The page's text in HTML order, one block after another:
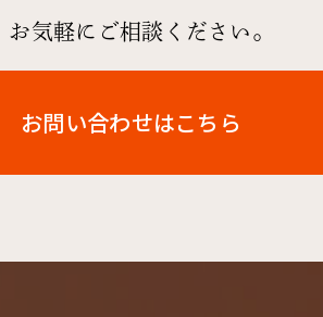
お気軽にご相談ください。
お問い合わせはこちら